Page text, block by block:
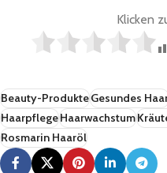
Klicken
Beauty-ProdukteGesundes
HaarpflegeHaarwachstum
Rosmarin Haaröl